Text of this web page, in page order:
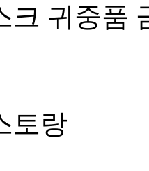
크 귀중품
토랑